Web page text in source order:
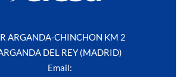
ARGANDA-CHINCHON KM 2
DEL REY (MADRID)
Email: